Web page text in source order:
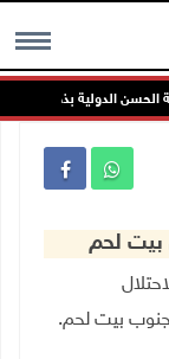
MENU
الدولية بذهبية وبرونزية
بيت لحم
الاحتلال
جنوب بيت لحم.